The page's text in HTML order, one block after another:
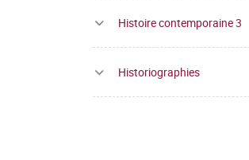
Histoire contemporaine 3
Historiographies